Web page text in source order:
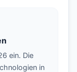
ein. Die
in